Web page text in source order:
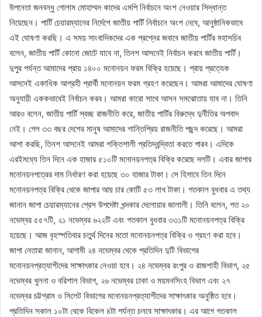
উপনেতা জনবন্ধু গোলাম মোহাম্মদ কাদের এমপি নির্বাচনে অংশ নেওয়ার সিদ্ধান্ত
নিয়েছেন। পার্টি চেয়ারম্যানের নির্দেশে জাতীয় পার্টি নির্বাচনে অংশ নেবে, আনুষ্ঠানিকভাবে
এই ঘোষণা করছি। এ সময় সাংবাদিকদের এক প্রশ্নের জবাবে জাতীয় পার্টির মহাসচিব
বলেন, জাতীয় পার্টি কোনো জোটে যাবে না, তিনশ আসনেই নির্বাচন করবে জাতীয় পার্টি।
দুপুর পর্যন্ত আমাদের প্রায় ১৪০০ মনোনয়ন ফরম বিক্রি হয়েছে। প্রায় প্রত্যেক
আসনেই একাধিক আগ্রহী প্রার্থী মনোনয়ন ফরম গ্রহণ করেছেন। আমরা আমাদের ঘোষণা
অনুযায়ী এককভাবেই নির্বাচন করব। আমরা কারো সাথে আসন সমঝোতায় যাব না। তিনি
আরও বলেন, জাতীয় পার্টি স্বচ্ছ রাজনীতি করে, জাতীয় পার্টির বিরুদ্ধে দুর্নীতির অপবাদ
নেই। গেল ৩৩ বছর দেশের মানুষ আমাদের শান্তিপ্রিয় রাজনীতি পছন্দ করেছে। আমরা
আশা করছি, তিনশ আসনেই আমরা শক্তিশালী প্রতিদ্বন্দ্বিতা করতে পারব। এদিকে
এরইমধ্যে তিন দিনে এক হাজার ৫১০টি মনোনয়নপত্র বিক্রি করেছে দলটি। এবার জাপার
মনোনয়নপত্রের দাম নির্ধারণ করা হয়েছে ৩০ হাজার টাকা। সে হিসাবে তিন দিনে
মনোনয়নপত্র বিক্রি থেকে জাপার আয় চার কোটি ৫৩ লাখ টাকা। গতকাল বুধবার এ তথ্য
জানান জাপা চেয়ারম্যানের প্রেস উপদেষ্টা খন্দকার দেলোয়ার জালালী। তিনি বলেন, গত ২০
নভেম্বর ৫৫৭টি, ২১ নভেম্বর ৬২২টি এবং গতকাল বুধবার ৩৩১টি মনোনয়নপত্র বিক্রি
হয়েছে। আজ বৃহস্পতিবার চতুর্থ দিনের মতো মনোনয়নপত্র বিক্রি ও গ্রহণ করা হবে।
জাপা নেতারা জানান, আগামী ২৪ নভেম্বর থেকে প্রতিদিন দুটি বিভাগের
মনোনয়নপ্রত্যাশীদের সাক্ষাৎকার নেওয়া হবে। ২৪ নভেম্বর রংপুর ও রাজশাহী বিভাগ, ২৫
নভেম্বর খুলনা ও বরিশাল বিভাগ, ২৬ নভেম্বর ঢাকা ও ময়মনসিংহ বিভাগ এবং ২৭
নভেম্বর চট্টগ্রাম ও সিলেট বিভাগের মনোনয়নপ্রত্যাশীদের সাক্ষাৎকার অনুষ্ঠিত হবে।
প্রতিদিন সকাল ১০টা থেকে বিকেল ৪টা পর্যন্ত চলবে সাক্ষাৎকার। এর আগে গতকাল